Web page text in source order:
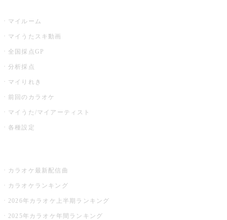
マイルーム
マイうたスキ動画
全国採点GP
分析採点
マイりれき
前回のカラオケ
マイうた/マイアーティスト
各種設定
カラオケ最新配信曲
カラオケランキング
2026年カラオケ上半期ランキング
2025年カラオケ年間ランキング